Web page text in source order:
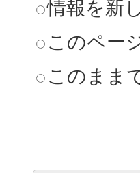
情報を新
このペー
このまま